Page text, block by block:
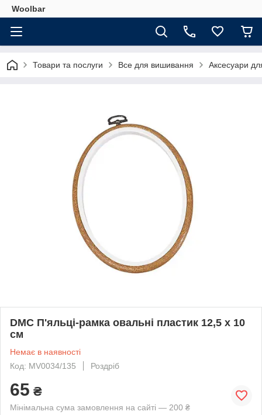
Woolbar
Товари та послуги Все для вишивання Аксесуари
DMC П'яльці-рамка овальні пластик 12,5 х 10
см
Немає в наявності
Код: MV0034/135
Роздріб
65 ₴
Мінімальна сума замовлення на сайті — 200 ₴